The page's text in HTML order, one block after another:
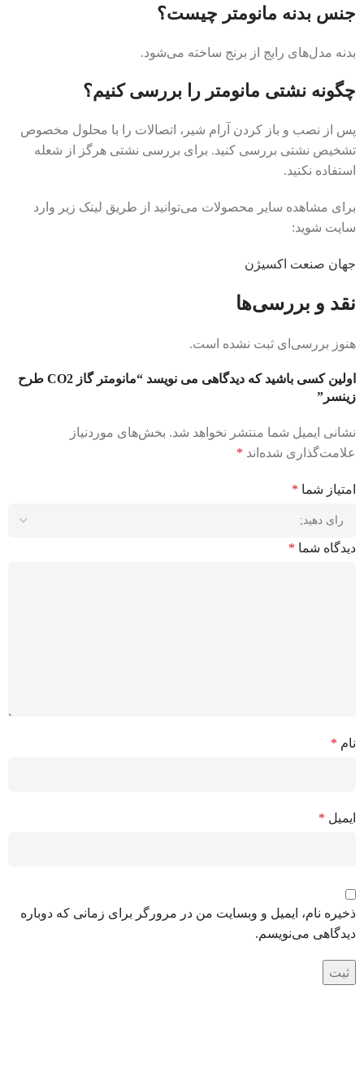
جنس بدنه مانومتر چیست؟
بدنه مدل‌های رایج از برنج ساخته می‌شود.
چگونه نشتی مانومتر را بررسی کنیم؟
پس از نصب و باز کردن آرام شیر، اتصالات را با محلول مخصوص
تشخیص نشتی بررسی کنید. برای بررسی نشتی هرگز از شعله
استفاده نکنید.
برای مشاهده سایر محصولات می‌توانید از طریق لینک زیر وارد
سایت شوید:
جها‌ن صنعت اکسیژن
نقد و بررسی‌ها
هنوز بررسی‌ای ثبت نشده است.
اولین کسی باشید که دیدگاهی می نویسد “مانومتر گاز CO2 طرح
زینسر”
نشانی ایمیل شما منتشر نخواهد شد. بخش‌های موردنیاز
علامت‌گذاری شده‌اند *
امتیاز شما *
دیدگاه شما *
نام *
ایمیل *
ذخیره نام، ایمیل و وبسایت من در مرورگر برای زمانی که دوباره
دیدگاهی می‌نویسم.